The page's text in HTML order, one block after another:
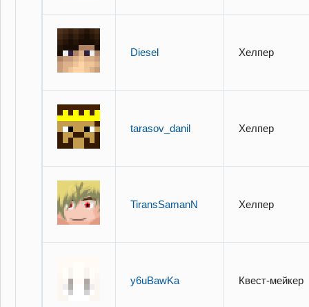
Diesel Хелпер
tarasov_danil Хелпер
TiransSamanN Хелпер
y6uBawKa Квест-мейкер